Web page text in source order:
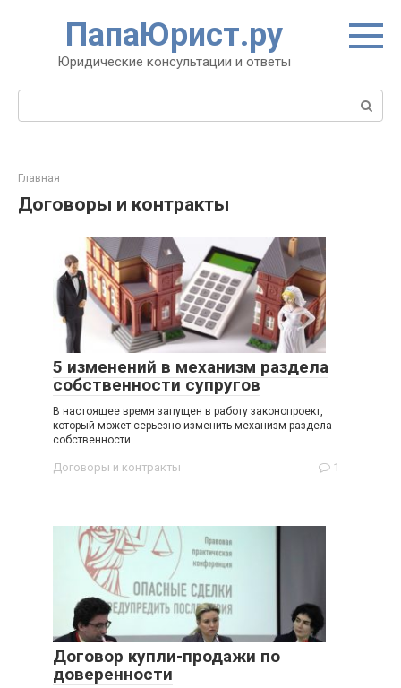
ПапаЮрист.ру
Юридические консультации и ответы
Главная
Договоры и контракты
5 изменений в механизм раздела
собственности супругов
В настоящее время запущен в работу законопроект,
который может серьезно изменить механизм раздела
собственности
Договоры и контракты 1
Договор купли-продажи по
доверенности